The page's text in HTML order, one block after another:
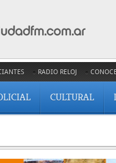
RADIO RELOJ
CULTURAL